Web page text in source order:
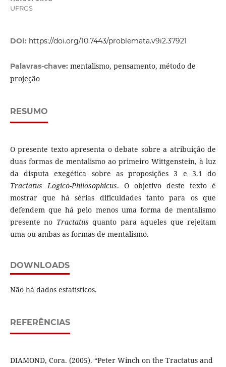
UFRGS
DOI: https://doi.org/10.7443/problemata.v9i2.37921
Palavras-chave: mentalismo, pensamento, método de
projeção
RESUMO
O presente texto apresenta o debate sobre a atribuição de
duas formas de mentalismo ao primeiro Wittgenstein, à luz
da disputa exegética sobre as proposições 3 e 3.1 do
Tractatus Logico-Philosophicus. O objetivo deste texto é
mostrar que há sérias dificuldades tanto para os que
defendem que há pelo menos uma forma de mentalismo
presente no Tractatus quanto para aqueles que rejeitam
uma ou ambas as formas de mentalismo.
DOWNLOADS
Não há dados estatísticos.
REFERÊNCIAS
DIAMOND, Cora. (2005). “Peter Winch on the Tractatus and